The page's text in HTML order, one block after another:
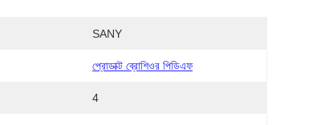
SANY
প্রোডাক্ট ব্রোশিওর পিডিএফ
4